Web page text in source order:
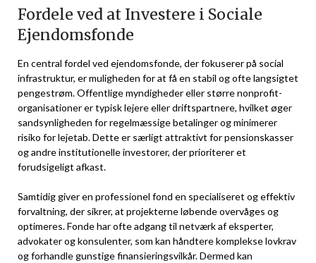
Fordele ved at Investere i Sociale
Ejendomsfonde
En central fordel ved ejendomsfonde, der fokuserer på social
infrastruktur, er muligheden for at få en stabil og ofte langsigtet
pengestrøm. Offentlige myndigheder eller større nonprofit-
organisationer er typisk lejere eller driftspartnere, hvilket øger
sandsynligheden for regelmæssige betalinger og minimerer
risiko for lejetab. Dette er særligt attraktivt for pensionskasser
og andre institutionelle investorer, der prioriterer et
forudsigeligt afkast.
Samtidig giver en professionel fond en specialiseret og effektiv
forvaltning, der sikrer, at projekterne løbende overvåges og
optimeres. Fonde har ofte adgang til netværk af eksperter,
advokater og konsulenter, som kan håndtere komplekse lovkrav
og forhandle gunstige finansieringsvilkår. Dermed kan